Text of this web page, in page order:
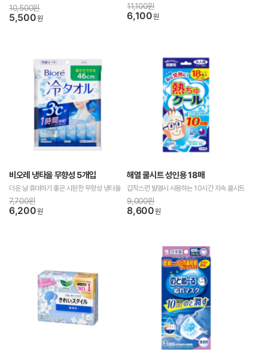
10,500원
5,500원
11,100원
6,100원
비오레 냉타올 무향성 5개입
더운 날 휴대하기 좋은 시원한 무향성 냉타올
7,700원
6,200원
해열 쿨시트 성인용 18매
갑작스런 발열시 사용하는 10시간 지속 쿨시트
9,000원
8,600원